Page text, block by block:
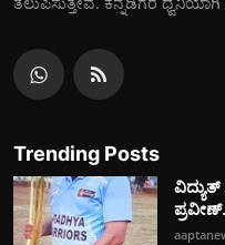
Trending Posts
ವಿದ್ಯುತ್‌